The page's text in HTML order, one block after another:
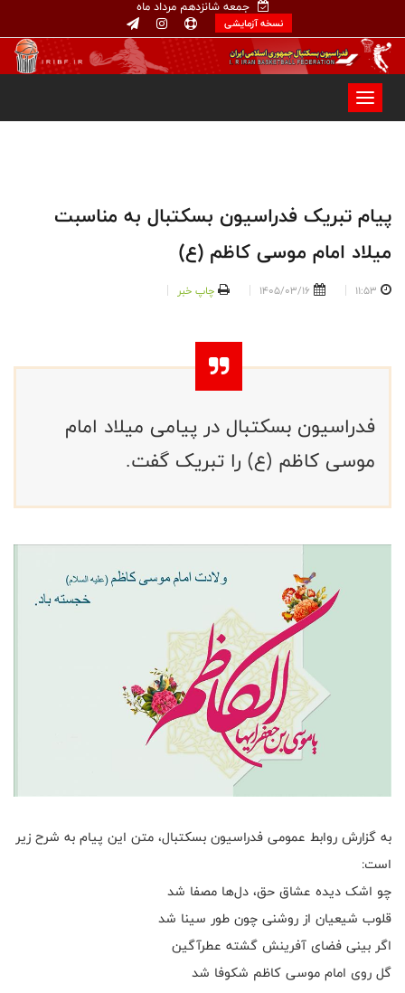
جمعه شانزدهم مرداد ماه
نسخه آزمایشی
پیام تبریک فدراسیون بسکتبال به مناسبت
میلاد امام موسی کاظم (ع)
11:53
1405/03/16 چاپ خبر
فدراسیون بسکتبال در پیامی میلاد امام
موسی کاظم (ع) را تبریک گفت.
به گزارش روابط عمومی فدراسیون بسکتبال، متن این پیام به شرح زیر
است:
چو اشک دیده عشاق حق، دل‌ها مصفا شد
قلوب شیعیان از روشنی چون طور سینا شد
اگر بینی فضای آفرینش گشته عطرآگین
گل روی امام موسی کاظم شکوفا شد